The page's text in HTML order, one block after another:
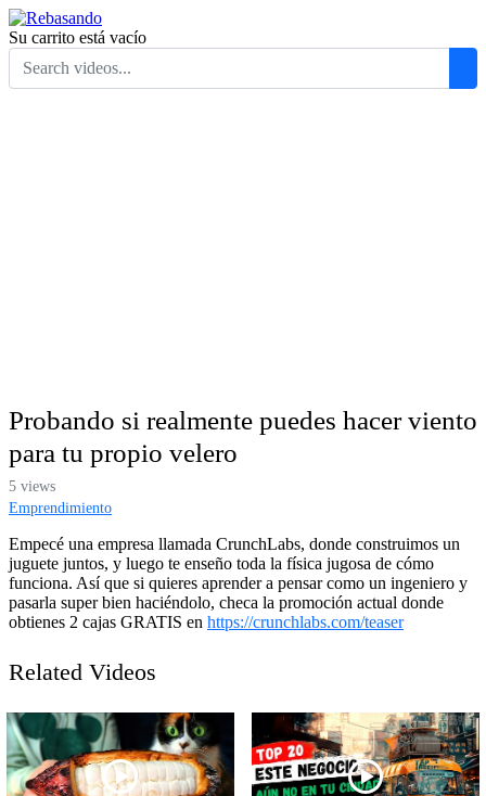
Su carrito está vacío
Probando si realmente puedes hacer viento
para tu propio velero
5 views
Emprendimiento
Empecé una empresa llamada CrunchLabs, donde construimos un
juguete juntos, y luego te enseño toda la física jugosa de cómo
funciona. Así que si quieres aprender a pensar como un ingeniero y
pasarla super bien haciéndolo, checa la promoción actual donde
obtienes 2 cajas GRATIS en https://crunchlabs.com/teaser
Related Videos